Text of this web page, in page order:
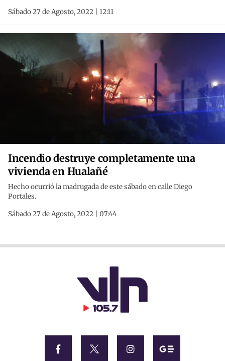
Sábado 27 de Agosto, 2022 | 12:11
Incendio destruye completamente una
vivienda en Hualañé
Hecho ocurrió la madrugada de este sábado en calle Diego
Portales.
Sábado 27 de Agosto, 2022 | 07:44